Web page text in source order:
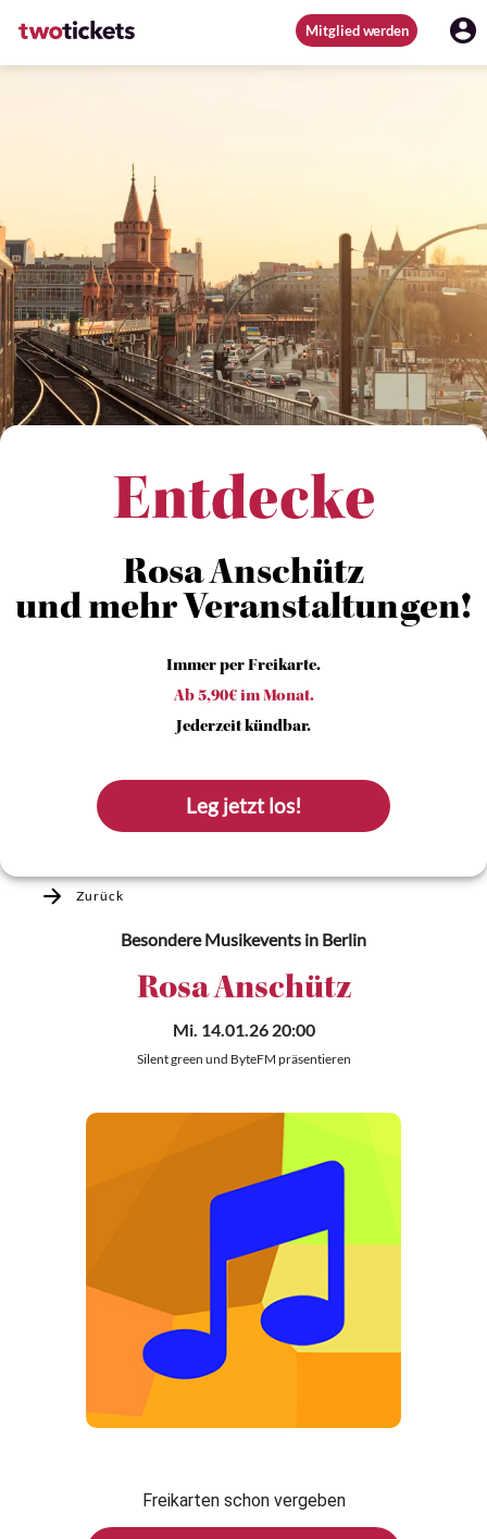
Mitglied werden
Entdecke
Rosa Anschütz
und mehr Veranstaltungen!
Immer per Freikarte.
Ab 5,90€ im Monat.
Jederzeit kündbar.
Leg jetzt los!
Zurück
Besondere Musikevents in Berlin
Rosa Anschütz
Mi. 14.01.26 20:00
Silent green und ByteFM präsentieren
Freikarten schon vergeben